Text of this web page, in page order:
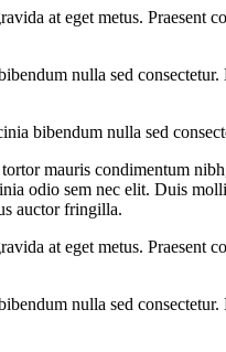
at eget metus. Praesent
nulla sed
bibendum nulla sed
mauris condimentum
odio sem nec elit. Duis
auctor fringilla.
at eget metus. Praesent
nulla sed